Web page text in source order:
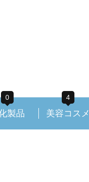
0
製品
4
美容コスメ